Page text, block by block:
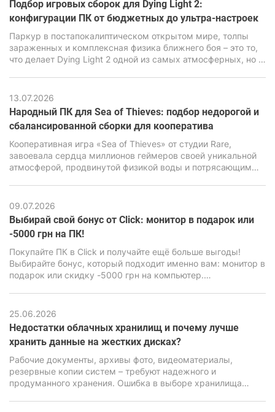
Подбор игровых сборок для Dying Light 2:
конфигурации ПК от бюджетных до ультра-настроек
Паркур в постапокалиптическом открытом мире, толпы
зараженных и комплексная физика ближнего боя – это то,
что делает Dying Light 2 одной из самых атмосферных, но в
который за красивую картинку, продвинутую симуляцию и
реалистичную физику требует повышенной
производительности от ПК.
13.07.2026
Народный ПК для Sea of Thieves: подбор недорогой и
сбалансированной сборки для кооператива
Кооперативная игра «Sea of Thieves» от студии Rare,
завоевала сердца миллионов геймеров своей уникальной
атмосферой, продвинутой физикой воды и потрясающим
способный нагрузить даже современные ПК, особенно
бюджетного класса.
09.07.2026
Выбирай свой бонус от Click: монитор в подарок или
-5000 грн на ПК!
Покупайте ПК в Click и получайте ещё больше выгоды!
Выбирайте бонус, который подходит именно вам: монитор в
подарок или скидку -5000 грн на компьютер.
25.06.2026
Недостатки облачных хранилищ и почему лучше
хранить данные на жестких дисках?
Рабочие документы, архивы фото, видеоматериалы,
резервные копии систем – требуют надежного и
продуманного хранения. Ошибка в выборе хранилища